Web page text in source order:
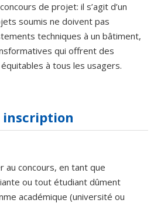
de projet: il s’agit d’un
soumis ne doivent pas
techniques à un bâtiment,
qui offrent des
à tous les usagers.
au concours, en tant que
ou tout étudiant dûment
académique (université ou